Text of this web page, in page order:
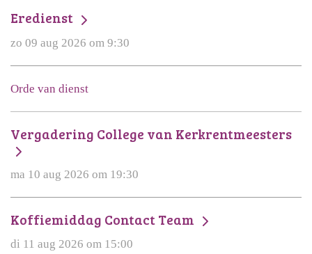
Eredienst
zo 09 aug 2026 om 9:30
Orde van dienst
Vergadering College van Kerkrentmeesters
ma 10 aug 2026 om 19:30
Koffiemiddag Contact Team
di 11 aug 2026 om 15:00